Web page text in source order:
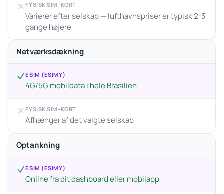
FYSISK SIM-KORT
Varierer efter selskab — lufthavnspriser er typisk 2-3
gange højere
Netværksdækning
ESIM (ESIMY)
4G/5G mobildata i hele Brasilien
FYSISK SIM-KORT
Afhænger af det valgte selskab
Optankning
ESIM (ESIMY)
Online fra dit dashboard eller mobilapp